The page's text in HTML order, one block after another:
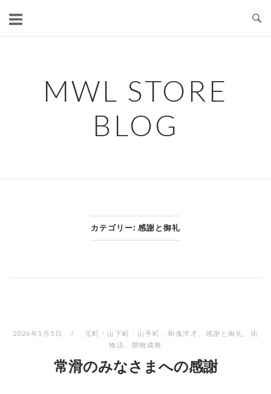
MWL STORE
BLOG
カテゴリー: 感謝と御礼
2026年1月5日 元町・山下町・山手町 、和魂洋才 感謝と御礼
街
物語
開物成務
常滑のみなさまへの感謝